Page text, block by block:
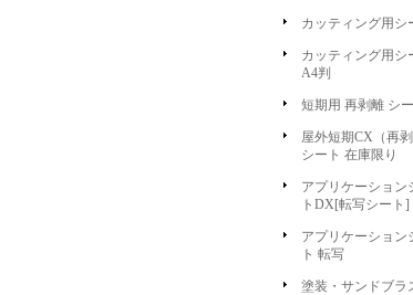
カッティング用シ
カッティング用シ
A4判
短期用 再剥離 シ
屋外短期CX（再剥
シート 在庫限り
アプリケーション
トDX[転写シート]
アプリケーション
ト 転写
塗装・サンドブラ